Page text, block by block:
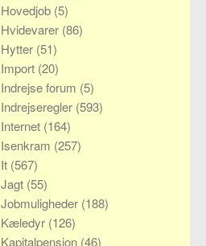
Hovedjob (5)
Hvidevarer (86)
Hytter (51)
Import (20)
Indrejse forum (5)
Indrejseregler (593)
Internet (164)
Isenkram (257)
It (567)
Jagt (55)
Jobmuligheder (188)
Kæledyr (126)
Kapitalpension (46)